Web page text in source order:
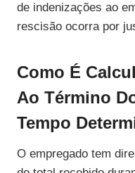
de indenizações ao
rescisão ocorra por
Como É
Ao Término
Tempo
O empregado tem